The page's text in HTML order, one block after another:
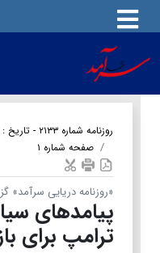
روزنامه شماره ۲۱۳۳ - تاریخ : ۱۴۰۳/۱۱/۱۷
صفحه شماره ۱
«روزنامه دریایی
پیامدهای
ترامپ برای